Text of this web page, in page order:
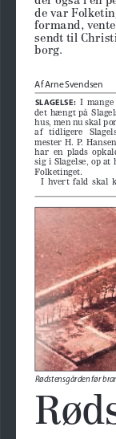
de var
formand,
sendt til
borg.
Af Arne Svendsen
SLAGELSE:
I  mange
det  hængt  på
hus, men nu skal
af   tidligere
mester  H.  P.
har  en  plads
sig  i  Slagelse,  op  at
Folketinget.
I  hvert  fald  skal
Rødstensgården før